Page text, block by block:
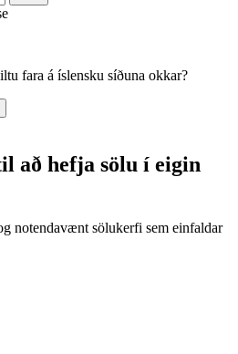
fara á íslensku síðuna okkar?
að hefja sölu í eigin
notendavænt sölukerfi sem einfaldar